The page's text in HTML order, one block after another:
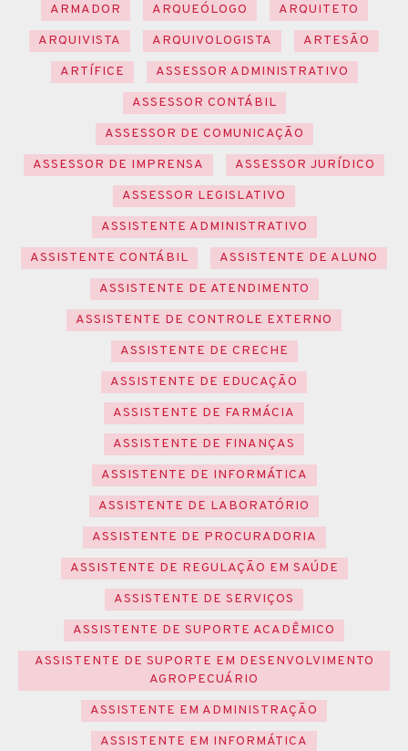
ARMADOR
ARQUEÓLOGO
ARQUITETO
ARQUIVISTA
ARQUIVOLOGISTA
ARTESÃO
ARTÍFICE
ASSESSOR ADMINISTRATIVO
ASSESSOR CONTÁBIL
ASSESSOR DE COMUNICAÇÃO
ASSESSOR DE IMPRENSA
ASSESSOR JURÍDICO
ASSESSOR LEGISLATIVO
ASSISTENTE ADMINISTRATIVO
ASSISTENTE CONTÁBIL
ASSISTENTE DE ALUNO
ASSISTENTE DE ATENDIMENTO
ASSISTENTE DE CONTROLE EXTERNO
ASSISTENTE DE CRECHE
ASSISTENTE DE EDUCAÇÃO
ASSISTENTE DE FARMÁCIA
ASSISTENTE DE FINANÇAS
ASSISTENTE DE INFORMÁTICA
ASSISTENTE DE LABORATÓRIO
ASSISTENTE DE PROCURADORIA
ASSISTENTE DE REGULAÇÃO EM SAÚDE
ASSISTENTE DE SERVIÇOS
ASSISTENTE DE SUPORTE ACADÊMICO
ASSISTENTE DE SUPORTE EM DESENVOLVIMENTO
AGROPECUÁRIO
ASSISTENTE EM ADMINISTRAÇÃO
ASSISTENTE EM INFORMÁTICA